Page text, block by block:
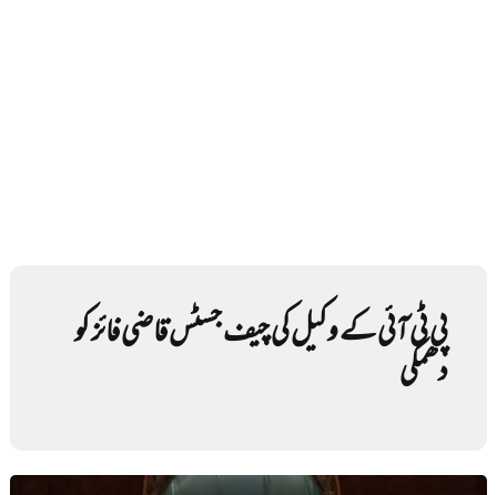
پی ٹی آئی کے وکیل کی چیف جسٹس قاضی فائز کو
دھمکی